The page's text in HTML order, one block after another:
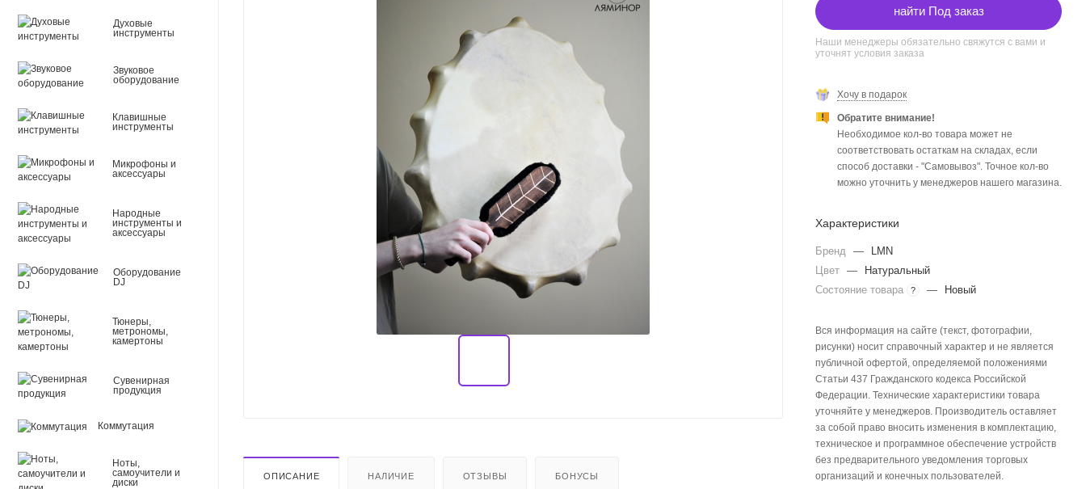
Духовые
инструменты
Звуковое
оборудование
Клавишные
инструменты
Микрофоны и
аксессуары
Народные
инструменты и
аксессуары
Оборудование
DJ
Тюнеры,
метрономы,
камертоны
Сувенирная
продукция
Коммутация
Ноты,
самоучители и
диски
ОПИСАНИЕ НАЛИЧИЕ ОТЗЫВЫ БОНУСЫ
найти Под заказ
Наши менеджеры обязательно свяжутся с вами и
уточнят условия заказа
Хочу в подарок
Обратите внимание!
Необходимое кол-во товара может не
соответствовать остаткам на складах, если
способ доставки - "Самовывоз". Точное кол-во
можно уточнить у менеджеров нашего магазина.
Характеристики
Бренд —
LMN
Цвет —
Натуральный
Состояние товара
? — Новый
Вся информация на сайте (текст, фотографии,
рисунки) носит справочный характер и не является
публичной офертой, определяемой положениями
Статьи 437 Гражданского кодекса Российской
Федерации. Технические характеристики товара
уточняйте у менеджеров. Производитель оставляет
за собой право вносить изменения в комплектацию,
техническое и программное обеспечение устройств
без предварительного уведомления торговых
организаций и конечных пользователей.